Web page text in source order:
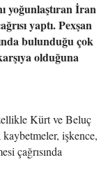
yoğunlaştıran İran
yaptı. Pexşan
bulunduğu çok
olduğuna
Kürt ve Beluç
işkence,
çağrısında